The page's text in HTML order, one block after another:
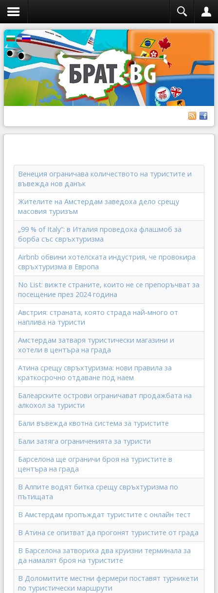
Венеция ограничава количеството на туристите и
въвежда нов данък
Жителите на Амстердам заведоха дело срещу
масовия туризъм
„99 % of Italy“: в Италия проведоха флашмоб за
борба със свръхтуризма
Airbnb обвини хотелската индустрия, че провокира
свръхтуризма в Европа
No List: вижте страните, които не се препоръчват за
посещение през 2024 година
Австрия: страната, която страда най-много от
наплива на туристи
Амстердам затваря туристически магазини и
хотели в центъра на града
Атина срещу свръхтуризма: нови правила за
краткосрочно отдаване под наем
Балеарските острови ограничават продажбата на
алкохол за туристи
Бали въвежда квотна система за туристите
Бали затяга ограниченията за туристи
Барселона ще ограничи броя на туристите в
центъра на града
В Алпите водят битка срещу свръхтуризма по
пътищата
В Амстердам пропъждат туристите с онлайн тест
В Атина се опитват да прогонят туристите от града
В Барселона затвориха два круизни терминала за
да намалят броя на туристите
В Доломитите местни фермери поставят турникети
по туристически маршрути